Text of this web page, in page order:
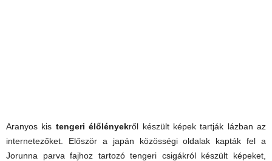
Aranyos kis tengeri élőlényekről készült képek tartják lázban az
internetezőket. Először a japán közösségi oldalak kapták fel a
Jorunna parva fajhoz tartozó tengeri csigákról készült képeket,